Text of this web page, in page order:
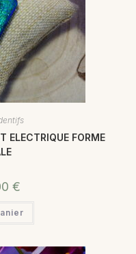
ELECTRIQUE FORME
€